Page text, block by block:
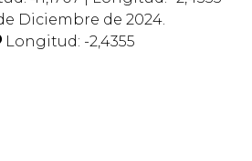
Diciembre de 2024.
Longitud: -2,4355